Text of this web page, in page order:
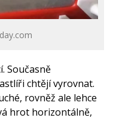
Současně
chtějí vyrovnat.
rovněž ale lehce
hrot horizontálně,